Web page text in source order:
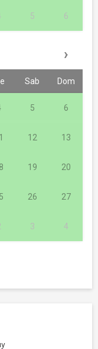
5 6
›
Sab Dom
5 6
12 13
19 20
26 27
3 4